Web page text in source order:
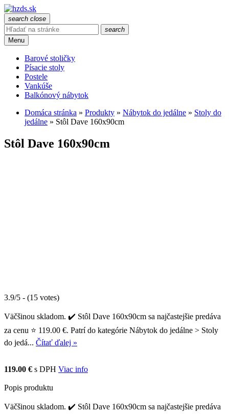
search close
search
Menu
Barové stoličky
Písacie stoly
Postele
Vankúše
Balkónový nábytok
Domáca stránka » Produkty » Nábytok do jedálne » Stoly do
jedálne » Stôl Dave 160x90cm
Stôl Dave 160x90cm
3.9/5 - (15 votes)
Väčšinou skladom. ✔️ Stôl Dave 160x90cm sa najčastejšie predáva
za cenu ⭐ 119.00 €. Patrí do kategórie Nábytok do jedálne > Stoly
do jedá... Čítať ďalej »
119.00 € s DPH Viac info
Popis produktu
Väčšinou skladom. ✔️ Stôl Dave 160x90cm sa najčastejšie predáva